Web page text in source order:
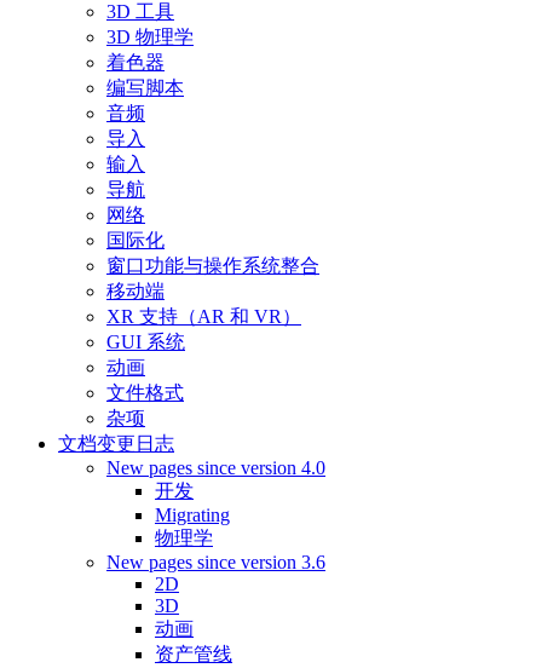
3D 工具
3D 物理学
着色器
编写脚本
音频
导入
输入
导航
网络
国际化
窗口功能与操作系统整合
移动端
XR 支持（AR 和 VR）
GUI 系统
动画
文件格式
杂项
文档变更日志
New pages since version 4.0
开发
Migrating
物理学
New pages since version 3.6
2D
3D
动画
资产管线